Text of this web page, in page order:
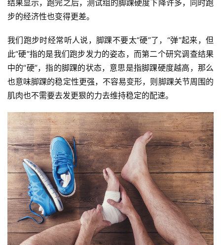
结果显示，跑完之后，测试组的脚踝硬度下降许多，同时跑
步的经济性也变得更差。
我们跑步时经常听人说，脚踝不要太“硬”了，“弹”起来，但
此“硬”指的是我们跑步发力的姿态，而第二个研究调查结果
中的“硬”，指的脚踝的状态，意思是指脚踝硬度越高，那么
也意味脚踝的稳定性更强，不容易变形，则脚踝关节周围的
肌肉也不需要去发更狠的力去维持稳定的配速。